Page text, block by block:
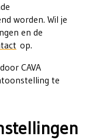
worden. Wil je
en de
op.
CAVA
te